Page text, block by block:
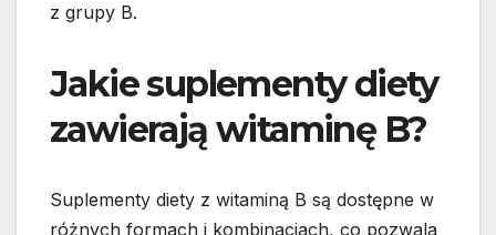
z grupy B.
Jakie suplementy diety
zawierają witaminę B?
Suplementy diety z witaminą B są dostępne w
różnych formach i kombinacjach, co pozwala